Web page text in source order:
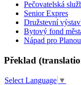
Pečovatelská
Senior Expres
Družstevní
Bytový fond
Nápad pro Planou
Překlad
Select Language ▼